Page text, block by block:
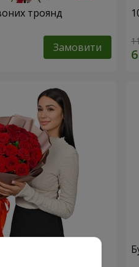
троянд
Замовити